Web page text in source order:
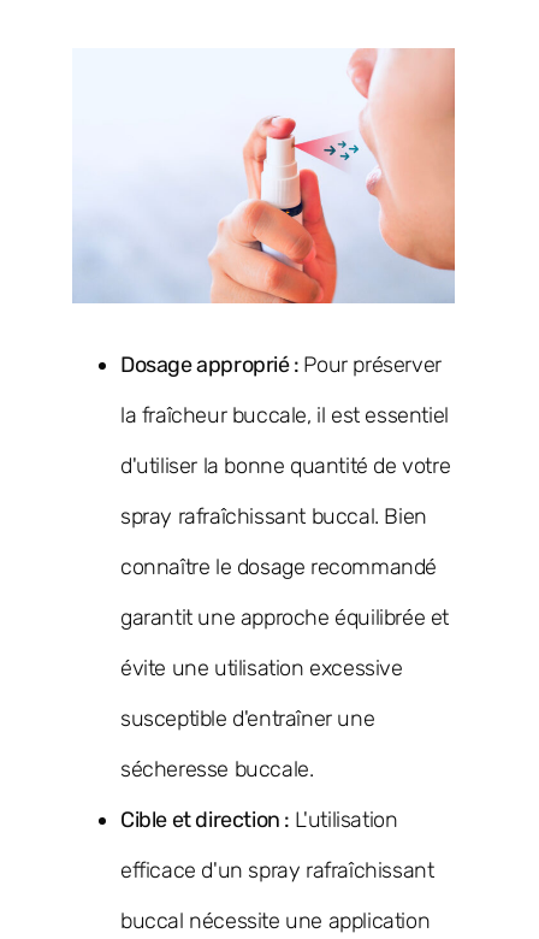
Dosage approprié : Pour préserver
la fraîcheur buccale, il est essentiel
d'utiliser la bonne quantité de votre
spray rafraîchissant buccal. Bien
connaître le dosage recommandé
garantit une approche équilibrée et
évite une utilisation excessive
susceptible d'entraîner une
sécheresse buccale.
Cible et direction : L'utilisation
efficace d'un spray rafraîchissant
buccal nécessite une application